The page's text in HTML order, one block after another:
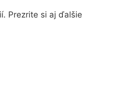
Prezrite si aj ďalšie